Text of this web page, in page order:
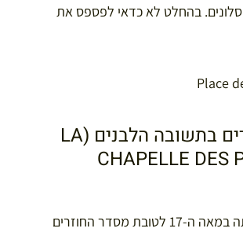
בהחלט לא כדאי לפספס את
קפלת החוזרים בתשובה הלבנים (LA
CHAPELLE DES
זוהי קפלה שנבנתה במאה ה-17 לטובת מסדר החוזרים